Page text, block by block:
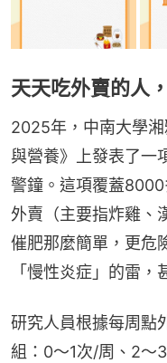
天天吃外賣的人
2025年，中南大學
與營養》上發表了一
警鐘。這項覆蓋
外賣（主要指炸雞、
催肥那麼簡單，更危
「慢性炎症」的雷，
研究人員根據每周點
組：0～1次/周、2～